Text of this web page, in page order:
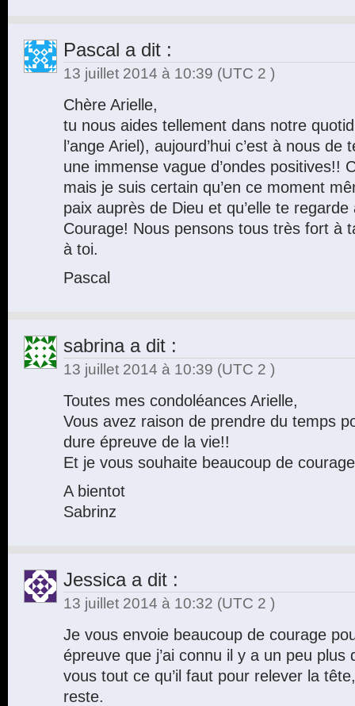
Pascal a dit :
13 juillet 2014 à 10:39 (UTC 2 )
Chère Arielle,
tu nous aides tellement dans notre
l’ange Ariel), aujourd’hui c’est à nous de
une immense vague d’ondes positives!!
mais je suis certain qu’en ce moment
paix auprès de Dieu et qu’elle te
Courage! Nous pensons tous très fort à
à toi.
Pascal
sabrinaa dit :
13 juillet 2014 à 10:39 (UTC 2 )
Toutes mes condoléances Arielle,
Vous avez raison de prendre du temps
dure épreuve de la vie!!
Et je vous souhaite beaucoup de
A bientot
Sabrinz
Jessicaa dit :
13 juillet 2014 à 10:32 (UTC 2 )
Je vous envoie beaucoup de courage
épreuve que j’ai connu il y a un peu plus
vous tout ce qu’il faut pour relever la
reste.